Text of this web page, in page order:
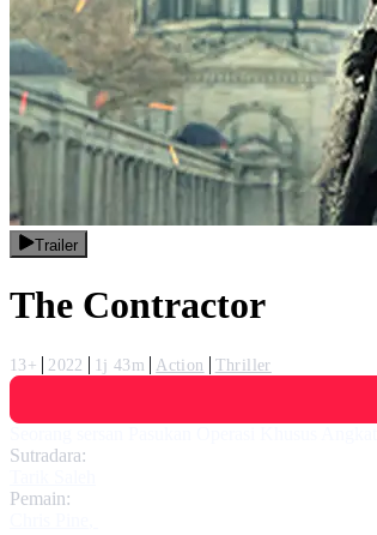
Trailer
The Contractor
13+ 2022 1j 43m Action
Thriller
Sutradara:
Pemain: